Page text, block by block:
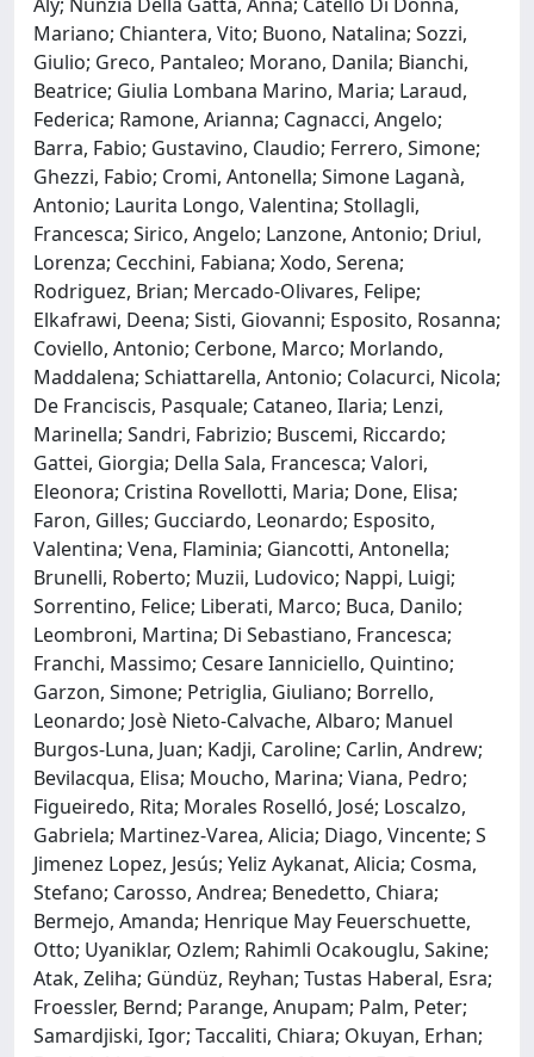
Mariano; Chiantera, Vito; Buono, Natalina; Sozzi,
Giulio; Greco, Pantaleo; Morano, Danila; Bianchi,
Beatrice; Giulia Lombana Marino, Maria; Laraud,
Federica; Ramone, Arianna; Cagnacci, Angelo;
Barra, Fabio; Gustavino, Claudio; Ferrero, Simone;
Ghezzi, Fabio; Cromi, Antonella; Simone Laganà,
Antonio; Laurita Longo, Valentina; Stollagli,
Francesca; Sirico, Angelo; Lanzone, Antonio; Driul,
Lorenza; Cecchini, Fabiana; Xodo, Serena;
Rodriguez, Brian; Mercado-Olivares, Felipe;
Elkafrawi, Deena; Sisti, Giovanni; Esposito, Rosanna;
Coviello, Antonio; Cerbone, Marco; Morlando,
Maddalena; Schiattarella, Antonio; Colacurci, Nicola;
De Franciscis, Pasquale; Cataneo, Ilaria; Lenzi,
Marinella; Sandri, Fabrizio; Buscemi, Riccardo;
Gattei, Giorgia; Della Sala, Francesca; Valori,
Eleonora; Cristina Rovellotti, Maria; Done, Elisa;
Faron, Gilles; Gucciardo, Leonardo; Esposito,
Valentina; Vena, Flaminia; Giancotti, Antonella;
Brunelli, Roberto; Muzii, Ludovico; Nappi, Luigi;
Sorrentino, Felice; Liberati, Marco; Buca, Danilo;
Leombroni, Martina; Di Sebastiano, Francesca;
Franchi, Massimo; Cesare Ianniciello, Quintino;
Garzon, Simone; Petriglia, Giuliano; Borrello,
Leonardo; Josè Nieto-Calvache, Albaro; Manuel
Burgos-Luna, Juan; Kadji, Caroline; Carlin, Andrew;
Bevilacqua, Elisa; Moucho, Marina; Viana, Pedro;
Figueiredo, Rita; Morales Roselló, José; Loscalzo,
Gabriela; Martinez-Varea, Alicia; Diago, Vincente; S
Jimenez Lopez, Jesús; Yeliz Aykanat, Alicia; Cosma,
Stefano; Carosso, Andrea; Benedetto, Chiara;
Bermejo, Amanda; Henrique May Feuerschuette,
Otto; Uyaniklar, Ozlem; Rahimli Ocakouglu, Sakine;
Atak, Zeliha; Gündüz, Reyhan; Tustas Haberal, Esra;
Froessler, Bernd; Parange, Anupam; Palm, Peter;
Samardjiski, Igor; Taccaliti, Chiara; Okuyan, Erhan;